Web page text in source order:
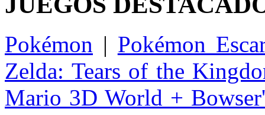
Pokémon | Pokémon
Zelda: Tears of the
Mario 3D World +